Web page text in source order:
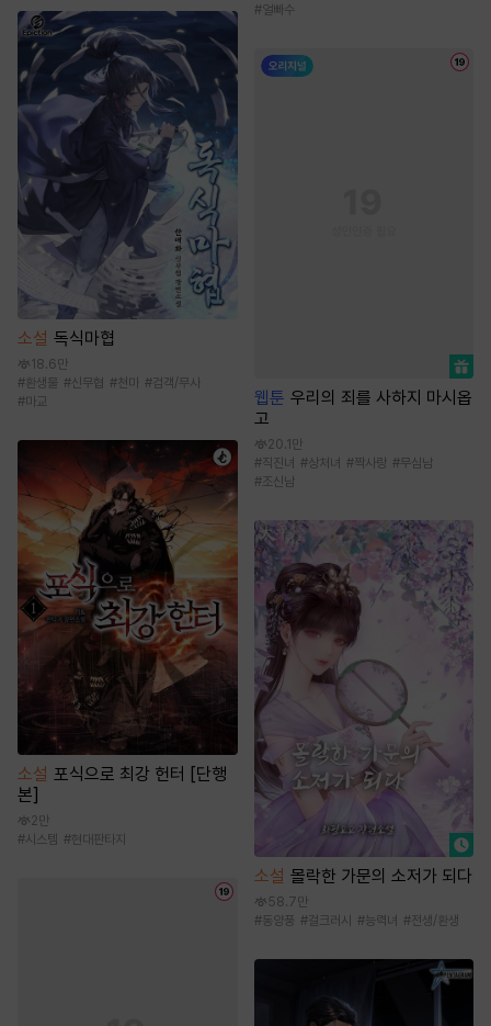
소설 독식마협
18.6만
# 환생물 #신무협 #천마 #검객/무사
#마교
소설 포식으로 최강 헌터 [단행
본]
2만
#시스템 #현대판타지
#얼빠수
웹툰 우리의 죄를 사하지 마시옵
고
20.1만
#직진녀 #상처녀 #짝사랑 #무심남
#조신남
소설 몰락한 가문의 소저가 되다
58.7만
#동양풍 #걸크러시 #능력녀 #전생/환생